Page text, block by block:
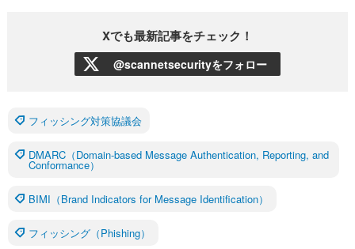
Xでも最新記事をチェック！
@scannetsecurityをフォロー
フィッシング対策協議会
DMARC（Domain-based Message Authentication, Reporting, and
Conformance）
BIMI（Brand Indicators for Message Identification）
フィッシング（Phishing）